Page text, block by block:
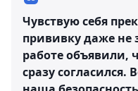
Чувствую себя
прививку даже не
работе объявили,
сразу согласился.